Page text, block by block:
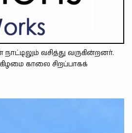
வசித்து வருகின்றனர்.
காலை சிறப்பாகக்